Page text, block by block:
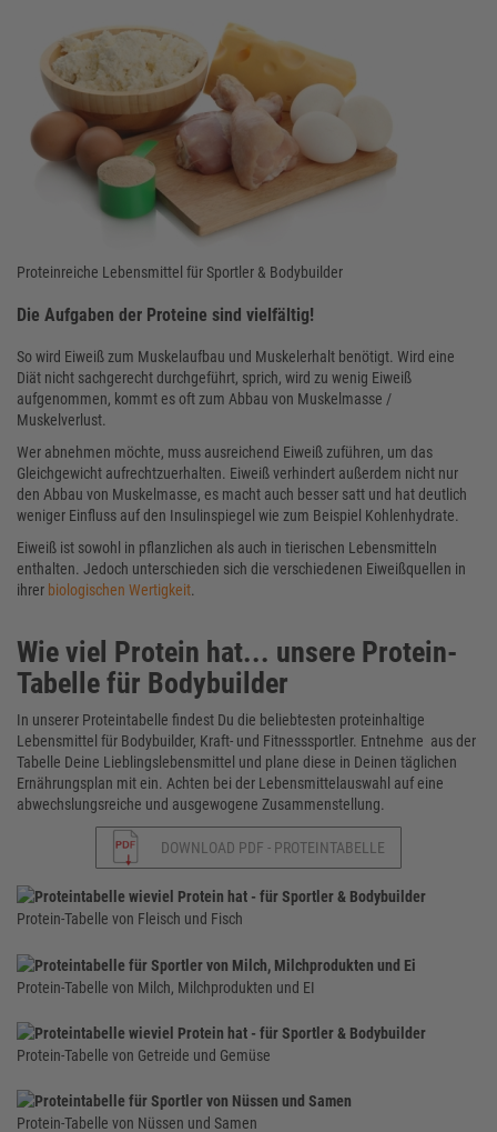
Proteinreiche Lebensmittel für Sportler & Bodybuilder
Die Aufgaben der Proteine sind vielfältig!
So wird Eiweiß zum Muskelaufbau und Muskelerhalt benötigt. Wird eine
Diät nicht sachgerecht durchgeführt, sprich, wird zu wenig Eiweiß
aufgenommen, kommt es oft zum Abbau von Muskelmasse /
Muskelverlust.
Wer abnehmen möchte, muss ausreichend Eiweiß zuführen, um das
Gleichgewicht aufrechtzuerhalten. Eiweiß verhindert außerdem nicht nur
den Abbau von Muskelmasse, es macht auch besser satt und hat deutlich
weniger Einfluss auf den Insulinspiegel wie zum Beispiel Kohlenhydrate.
Eiweiß ist sowohl in pflanzlichen als auch in tierischen Lebensmitteln
enthalten. Jedoch unterschieden sich die verschiedenen Eiweißquellen in
ihrer biologischen Wertigkeit.
Wie viel Protein hat... unsere Protein-
Tabelle für Bodybuilder
In unserer Proteintabelle findest Du die beliebtesten proteinhaltige
Lebensmittel für Bodybuilder, Kraft- und Fitnesssportler. Entnehme aus der
Tabelle Deine Lieblingslebensmittel und plane diese in Deinen täglichen
Ernährungsplan mit ein. Achten bei der Lebensmittelauswahl auf eine
abwechslungsreiche und ausgewogene Zusammenstellung.
DOWNLOAD PDF - PROTEINTABELLE
Protein-Tabelle von Fleisch und Fisch
Protein-Tabelle von Milch, Milchprodukten und EI
Protein-Tabelle von Getreide und Gemüse
Protein-Tabelle von Nüssen und Samen